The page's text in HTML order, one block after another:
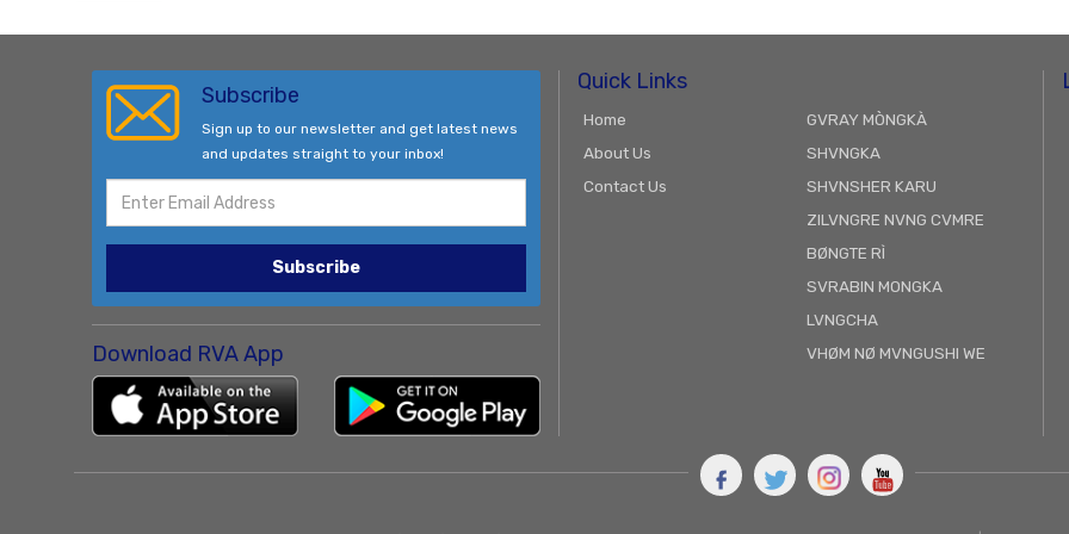
Subscribe
Sign up to our newsletter and get latest news
and updates straight to your inbox!
Subscribe
Download RVA App
Quick Links
Home
About Us
Contact Us
GVRAY MÒNGKÀ
SHVNGKA
SHVNSHER KARU
ZILVNGRE NVNG CVMRE
BØNGTE RÌ
SVRABIN MONGKA
LVNGCHA
VHØM NØ MVNGUSHI WE